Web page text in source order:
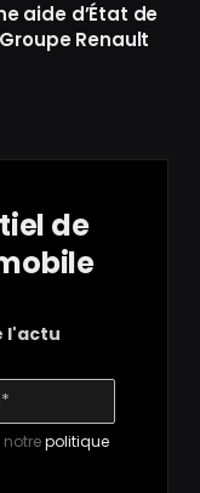
aide d’État de
Renault
de
l'actu
politique